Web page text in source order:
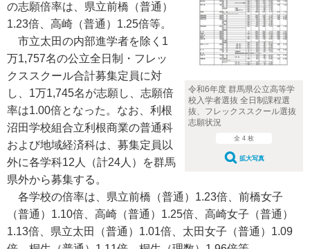
令和6年度 群馬県公立高等学
校入学者選抜 全日制課程選
抜、フレックススクール選抜
志願状況
全 4 枚
拡大写真
の志願倍率は、県立前橋（普通）
1.23倍、高崎（普通）1.25倍等。
市立太田の内部進学者を除く1
万1,757名の公立全日制・フレッ
クススクール合計募集定員に対
し、1万1,745名が志願し、志願倍
率は1.00倍となった。なお、利根
沼田学校組合立利根商業の普通科
および地域経済科は、募集定員以
外に各学科12人（計24人）を群馬
県外から募集する。
各学校の倍率は、県立前橋（普通）1.23倍、前橋女子
（普通）1.10倍、高崎（普通）1.25倍、高崎女子（普通）
1.13倍、県立太田（普通）1.01倍、太田女子（普通）1.09